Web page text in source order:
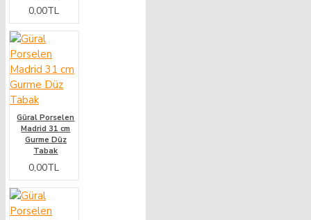
0,00TL
Güral Porselen
Madrid 31 cm
Gurme Düz
Tabak
0,00TL